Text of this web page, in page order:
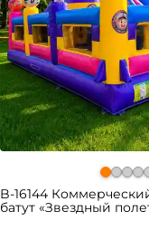
B-16144
батут «Звездный